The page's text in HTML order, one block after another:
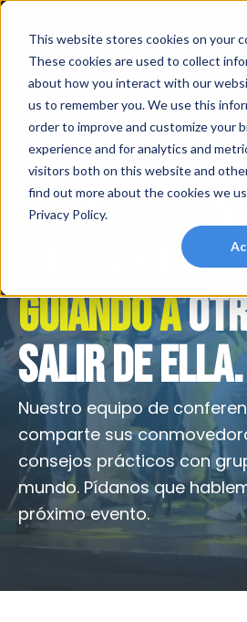
This website stores cookies on your
These cookies are used to collect
about how you interact with our
us to remember you. We use this
order to improve and customize your
experience and for analytics and
visitors both on this website and
find out more about the cookies we
Privacy Policy.
HEMOS
VIVIDO,
Y ESTAMOS
GUIANDO A
SALIR DE ELLA.
Nuestro equipo de
comparte sus
consejos prácticos con
mundo. Pídanos que
próximo evento.